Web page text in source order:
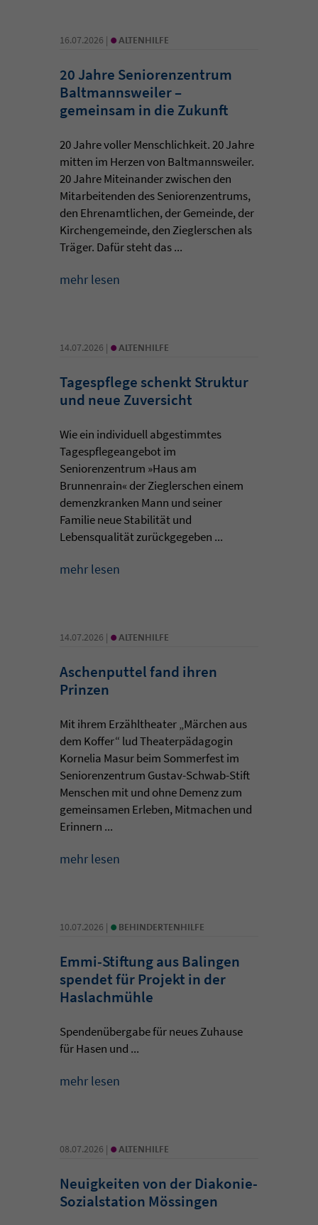
16.07.2026 | • ALTENHILFE
20 Jahre Seniorenzentrum
Baltmannsweiler –
gemeinsam in die Zukunft
20 Jahre voller Menschlichkeit. 20 Jahre
mitten im Herzen von Baltmannsweiler.
20 Jahre Miteinander zwischen den
Mitarbeitenden des Seniorenzentrums,
den Ehrenamtlichen, der Gemeinde, der
Kirchengemeinde, den Zieglerschen als
Träger. Dafür steht das ...
mehr lesen
14.07.2026 | • ALTENHILFE
Tagespflege schenkt Struktur
und neue Zuversicht
Wie ein individuell abgestimmtes
Tagespflegeangebot im
Seniorenzentrum »Haus am
Brunnenrain« der Zieglerschen einem
demenzkranken Mann und seiner
Familie neue Stabilität und
Lebensqualität zurückgegeben ...
mehr lesen
14.07.2026 | • ALTENHILFE
Aschenputtel fand ihren
Prinzen
Mit ihrem Erzähltheater „Märchen aus
dem Koffer“ lud Theaterpädagogin
Kornelia Masur beim Sommerfest im
Seniorenzentrum Gustav-Schwab-Stift
Menschen mit und ohne Demenz zum
gemeinsamen Erleben, Mitmachen und
Erinnern ...
mehr lesen
10.07.2026 | • BEHINDERTENHILFE
Emmi-Stiftung aus Balingen
spendet für Projekt in der
Haslachmühle
Spendenübergabe für neues Zuhause
für Hasen und ...
mehr lesen
08.07.2026 | • ALTENHILFE
Neuigkeiten von der Diakonie-
Sozialstation Mössingen